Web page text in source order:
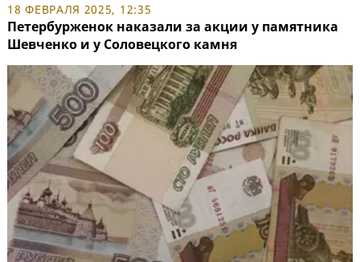
18 ФЕВРАЛЯ 2025, 12:35
Петербурженок наказали за акции у памятника
Шевченко и у Соловецкого камня